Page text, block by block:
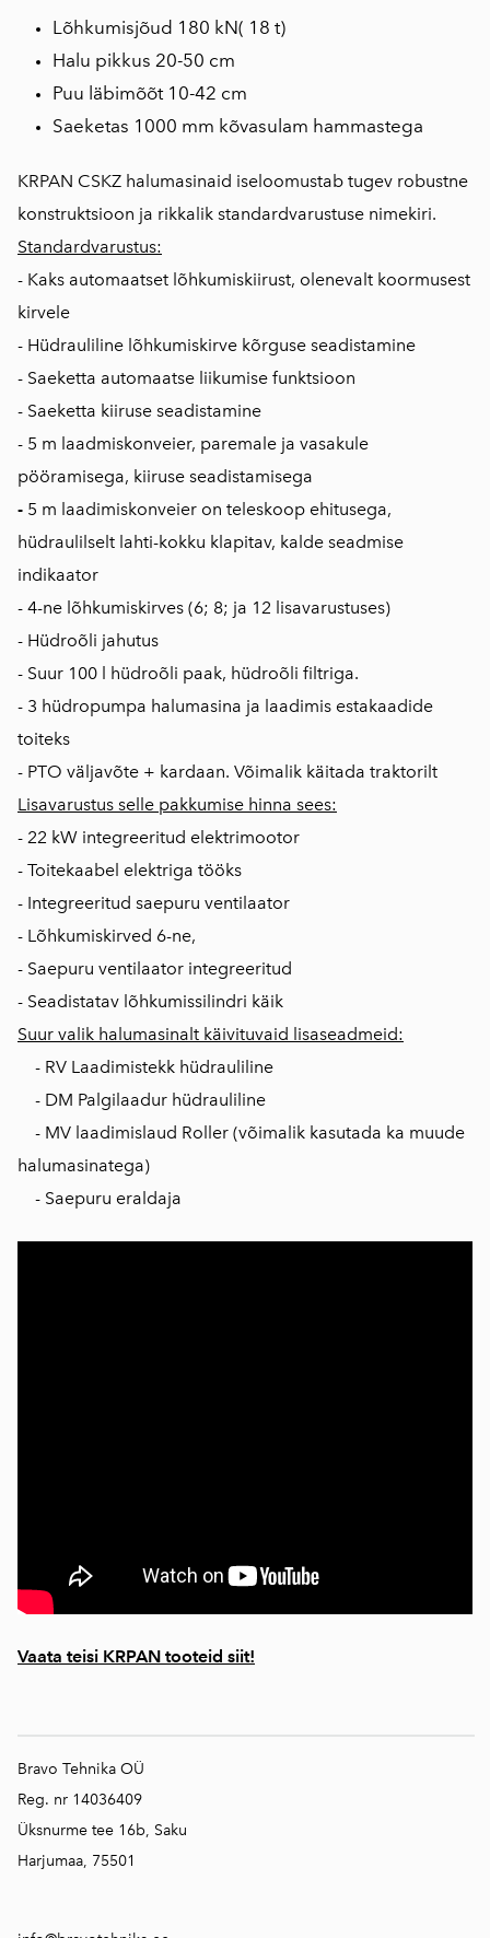
Lõhkumisjõud 180 kN( 18 t)
Halu pikkus 20-50 cm
Puu läbimõõt 10-42 cm
Saeketas 1000 mm kõvasulam hammastega
KRPAN CSKZ halumasinaid iseloomustab tugev robustne
konstruktsioon ja rikkalik standardvarustuse nimekiri.
Standardvarustus:
- Kaks automaatset lõhkumiskiirust, olenevalt koormusest
kirvele
- Hüdrauliline lõhkumiskirve kõrguse seadistamine
- Saeketta automaatse liikumise funktsioon
- Saeketta kiiruse seadistamine
- 5 m laadmiskonveier, paremale ja vasakule
pööramisega, kiiruse seadistamisega
- 5 m laadimiskonveier on teleskoop ehitusega,
hüdraulilselt lahti-kokku klapitav, kalde seadmise
indikaator
- 4-ne lõhkumiskirves (6; 8; ja 12 lisavarustuses)
- Hüdroõli jahutus
- Suur 100 l hüdroõli paak, hüdroõli filtriga.
- 3 hüdropumpa halumasina ja laadimis estakaadide
toiteks
- PTO väljavõte + kardaan. Võimalik käitada traktorilt
Lisavarustus selle pakkumise hinna sees:
- 22 kW integreeritud elektrimootor
- Toitekaabel elektriga tööks
- Integreeritud saepuru ventilaator
- Lõhkumiskirved 6-ne,
- Saepuru ventilaator integreeritud
- Seadistatav lõhkumissilindri käik
Suur valik halumasinalt käivituvaid lisaseadmeid:
- RV Laadimistekk hüdrauliline
- DM Palgilaadur hüdrauliline
- MV laadimislaud Roller (võimalik kasutada ka muude
halumasinatega)
- Saepuru eraldaja
Vaata teisi KRPAN tooteid siit!
Bravo Tehnika OÜ
Reg. nr 14036409
Üksnurme tee 16b, Saku
Harjumaa, 75501